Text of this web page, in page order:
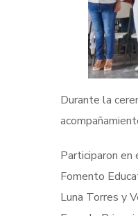
Durante la
Participaron
Fomento
Luna Torres y